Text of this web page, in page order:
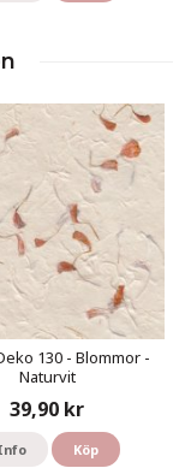
130 - Blommor -
Naturvit
39,90 kr
Köp